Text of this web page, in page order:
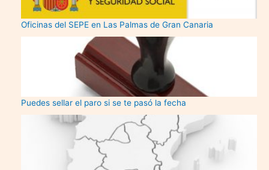
Oficinas del SEPE en Las Palmas de Gran Canaria
Puedes sellar el paro si se te pasó la fecha